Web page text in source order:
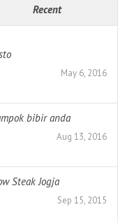
Recent
May 6, 2016
bibir anda
Aug 13, 2016
Steak Jogja
Sep 15, 2015